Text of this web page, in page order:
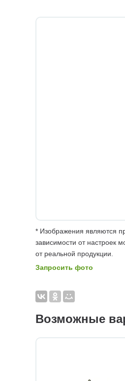
* Изображения являются
зависимости от настроек
от реальной продукции.
Запросить фото
Возможные